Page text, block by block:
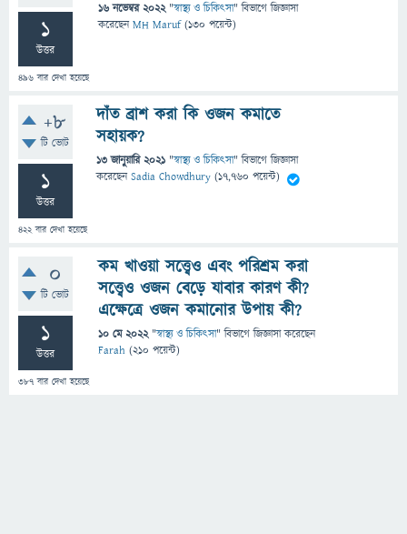
1
উত্তর
496 বার দেখা হয়েছে
16 নভেম্বর 2022 "স্বাস্থ্য ও চিকিৎসা" বিভাগে জিজ্ঞাসা
করেছেনMH Maruf (130 পয়েন্ট)
+8
টি ভোট
1
উত্তর
422বার দেখা হয়েছে
দাঁত ব্রাশ করা কি ওজন কমাতে
সহায়ক?
13 জানুয়ারি 2021 "স্বাস্থ্য ও চিকিৎসা" বিভাগে জিজ্ঞাসা
করেছেনSadia Chowdhury (17,760 পয়েন্ট)
0
টি ভোট
1
উত্তর
387 বার দেখা হয়েছে
কম খাওয়া সত্ত্বেও এবং পরিশ্রম করা
সত্ত্বেও ওজন বেড়ে যাবার কারণ কী?
এক্ষেত্রে ওজন কমানোর উপায় কী?
10 মে 2022 "স্বাস্থ্য ও চিকিৎসা" বিভাগে জিজ্ঞাসাকরেছেন
Farah (210 পয়েন্ট)